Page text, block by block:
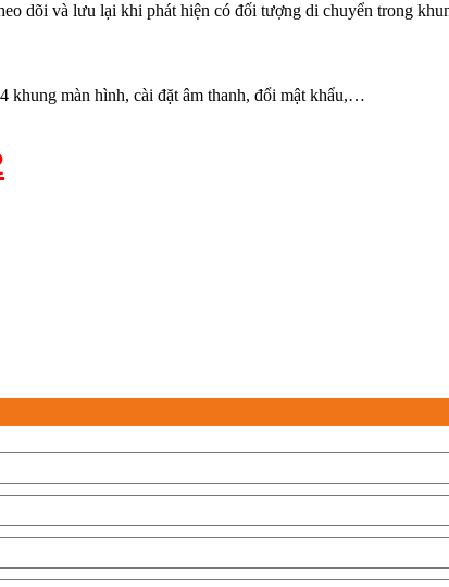
dõi và lưu lại khi phát hiện có đối tượng di chuyển trong
khung màn hình, cài đặt âm thanh, đổi mật khẩu,…